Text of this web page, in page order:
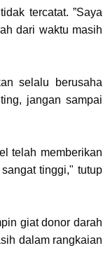
tercatat. ”Saya
dari waktu masih
selalu berusaha
jangan sampai
telah memberikan
tinggi," tutup
giat donor darah
dalam rangkaian